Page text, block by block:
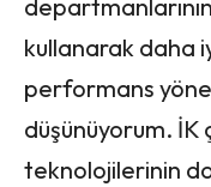
kullanarak daha
performans
düşünüyorum. İK
teknolojilerinin